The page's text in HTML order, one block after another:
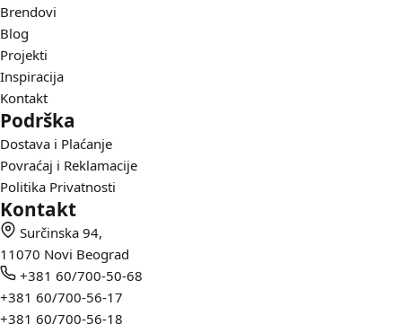
Brendovi
Blog
Projekti
Inspiracija
Kontakt
Podrška
Dostava i Plaćanje
Povraćaj i Reklamacije
Politika Privatnosti
Kontakt
Surčinska 94,
11070 Novi Beograd
+381 60/700-50-68
+381 60/700-56-17
+381 60/700-56-18